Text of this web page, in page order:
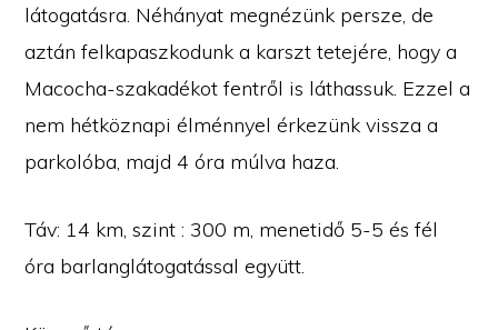
látogatásra. Néhányat megnézünk persze, de
aztán felkapaszkodunk a karszt tetejére, hogy a
Macocha-szakadékot fentről is láthassuk. Ezzel a
nem hétköznapi élménnyel érkezünk vissza a
parkolóba, majd 4 óra múlva haza.
Táv: 14 km, szint : 300 m, menetidő 5-5 és fél
óra barlanglátogatással együtt.